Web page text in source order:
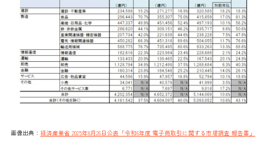
画像出典： 経済産業省 2025年8月26日公表「令和6年度 電子商取引に関する市場調査 報告書」